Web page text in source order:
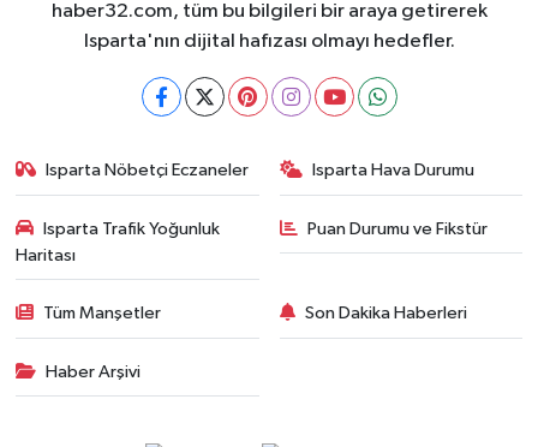
haber32.com, tüm bu bilgileri bir araya getirerek
Isparta'nın dijital hafızası olmayı hedefler.
Isparta Nöbetçi Eczaneler Isparta Hava Durumu
Isparta Trafik Yoğunluk
Haritası
Puan Durumu ve Fikstür
Tüm Manşetler Son Dakika Haberleri
Haber Arşivi